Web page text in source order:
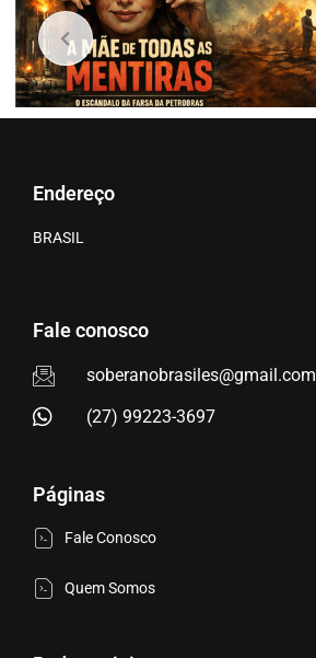
Endereço
BRASIL
Fale conosco
soberanobrasiles@gmail.com
(27) 99223-3697
Páginas
Fale Conosco
Quem Somos